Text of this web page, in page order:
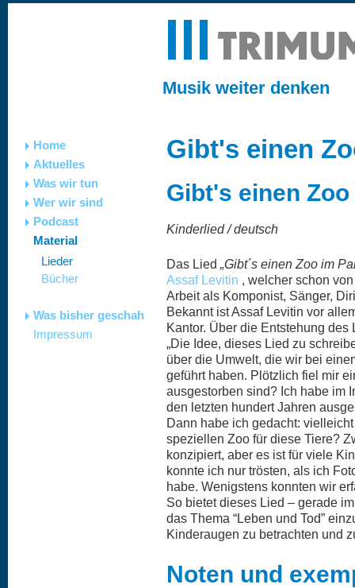
Musik weiter denken
Gibt's einen
Gibt's einen
Kinderlied / deutsch
Das Lied „Gibt´s einen Zoo im
Assaf Levitin , welcher schon
Arbeit als Komponist, Sänger,
Bekannt ist Assaf Levitin vor
Kantor. Über die Entstehung
„Die Idee, dieses Lied zu
über die Umwelt, die wir bei
geführt haben. Plötzlich fiel mir
ausgestorben sind? Ich habe im
den letzten hundert Jahren
Dann habe ich gedacht:
speziellen Zoo für diese Tiere?
konzipiert, aber es ist für viele
konnte ich nur trösten, als ich
habe. Wenigstens konnten wir
So bietet dieses Lied – gerade
das Thema “Leben und Tod”
Kinderaugen zu betrachten und
Noten und
Home
Aktuelles
Was wir tun
Wer wir sind
Podcast
Material
Lieder
Bücher
Was bisher geschah
Impressum